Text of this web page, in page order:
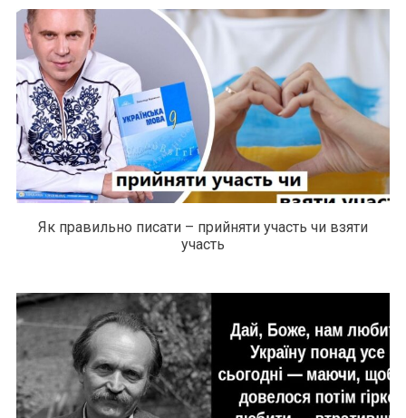
Як правильно писати – прийняти участь чи взяти
участь